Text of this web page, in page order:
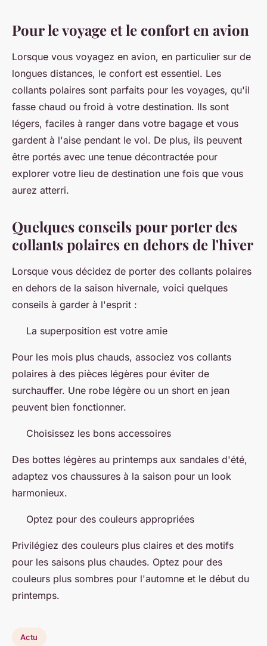
Pour le voyage et le confort en avion
Lorsque vous voyagez en avion, en particulier sur de
longues distances, le confort est essentiel. Les
collants polaires sont parfaits pour les voyages, qu'il
fasse chaud ou froid à votre destination. Ils sont
légers, faciles à ranger dans votre bagage et vous
gardent à l'aise pendant le vol. De plus, ils peuvent
être portés avec une tenue décontractée pour
explorer votre lieu de destination une fois que vous
aurez atterri.
Quelques conseils pour porter des
collants polaires en dehors de l'hiver
Lorsque vous décidez de porter des collants polaires
en dehors de la saison hivernale, voici quelques
conseils à garder à l'esprit :
La superposition est votre amie
Pour les mois plus chauds, associez vos collants
polaires à des pièces légères pour éviter de
surchauffer. Une robe légère ou un short en jean
peuvent bien fonctionner.
Choisissez les bons accessoires
Des bottes légères au printemps aux sandales d'été,
adaptez vos chaussures à la saison pour un look
harmonieux.
Optez pour des couleurs appropriées
Privilégiez des couleurs plus claires et des motifs
pour les saisons plus chaudes. Optez pour des
couleurs plus sombres pour l'automne et le début du
printemps.
Actu